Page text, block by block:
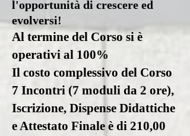
l'opportunità di crescere ed
evolversi!
Al termine del Corso si è
operativi al 100%
Il costo complessivo del Corso
7 Incontri (7 moduli da 2 ore),
Iscrizione, Dispense Didattiche
e Attestato Finale è di 210,00